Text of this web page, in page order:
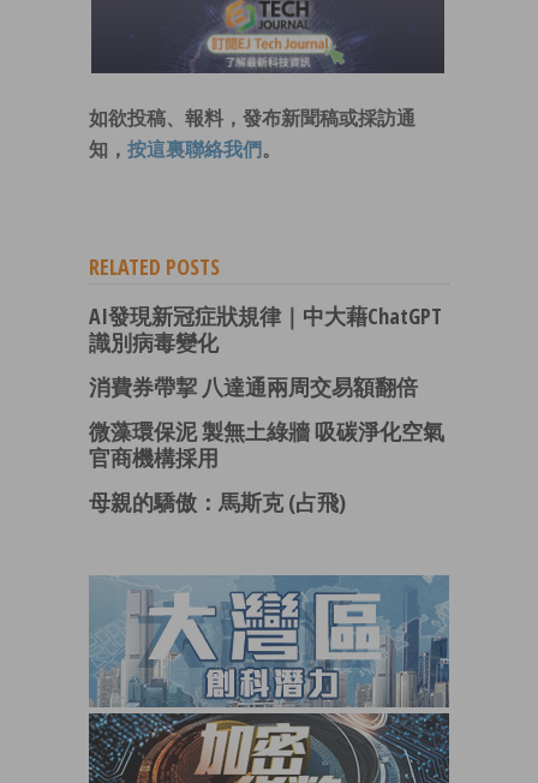
如欲投稿、報料，發布新聞稿或採訪通
知， 按這裏聯絡我們 。
RELATED POSTS
AI發現新冠症狀規律｜中大藉ChatGPT
識別病毒變化
消費券帶挈 八達通兩周交易額翻倍
微藻環保泥 製無土綠牆 吸碳淨化空氣
官商機構採用
母親的驕傲：馬斯克 (占飛)